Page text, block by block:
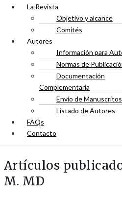
La Revista
Objetivo y alcance
Comités
Autores
Información para
Normas de
Documentación
Complementaria
Envío de Manuscritos
Listado de Autores
FAQs
Contacto
Artículos
M. MD